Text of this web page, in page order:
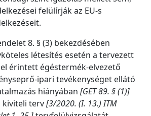
felülírják az EU-s
8. § (3) bekezdésében
létesítés esetén a tervezett
érintett égéstermék-elvezető
ipari tevékenységet ellátó
hiányában [GET 89. § (1)]
kiviteli terv[3/2020. (I. 13.) ITM